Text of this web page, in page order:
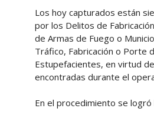
Los hoy capturados están
por los Delitos de
de Armas de Fuego o
Tráfico, Fabricación o Porte
Estupefacientes, en virtud
encontradas durante el
En el procedimiento se logró